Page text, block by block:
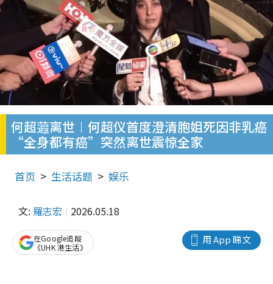
何超蕸离世︱何超仪首度澄清胞姐死因非乳癌
“全身都有癌”突然离世震惊全家
首页 生活话题 娱乐
文: 羅志宏 2026.05.18
用 App 睇文
在Google追蹤
《UHK 港生活》